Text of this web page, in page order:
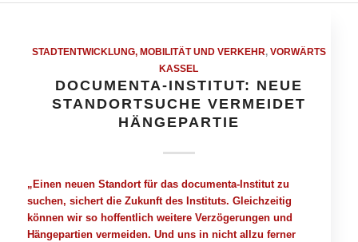
STADTENTWICKLUNG, MOBILITÄT UND VERKEHR, VORWÄRTS
KASSEL
DOCUMENTA-INSTITUT: NEUE
STANDORTSUCHE VERMEIDET
HÄNGEPARTIE
„Einen neuen Standort für das documenta-Institut zu
suchen, sichert die Zukunft des Instituts. Gleichzeitig
können wir so hoffentlich weitere Verzögerungen und
Hängepartien vermeiden. Und uns in nicht allzu ferner